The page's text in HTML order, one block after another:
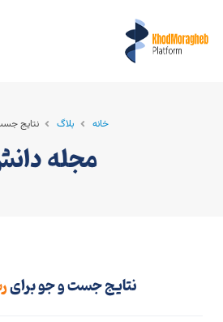
مجله
خانه بلاگ نتایج
نتایج جست و جو برای